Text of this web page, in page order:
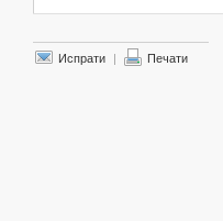
Испрати | Печати